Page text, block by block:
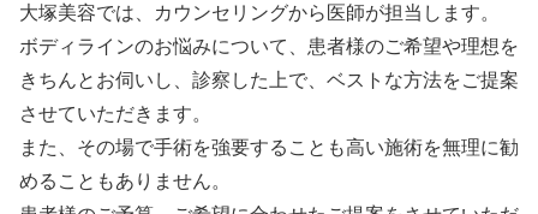
大塚美容では、カウンセリングから医師が担当します。
ボディラインのお悩みについて、患者様のご希望や理想を
きちんとお伺いし、診察した上で、ベストな方法をご提案
させていただきます。
また、その場で手術を強要することも高い施術を無理に勧
めることもありません。